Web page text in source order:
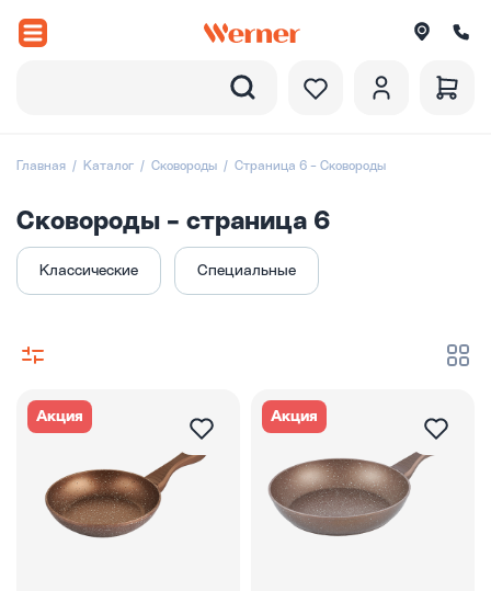
и ковши
посуды
посуды
Главная Каталог Сковороды Страница 6 - Сковороды
Сковороды - страница 6
Классические Специальные
Акция Акция